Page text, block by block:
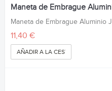
Maneta de Embrague
Maneta de Embrague Aluminio
11,40 €
AÑADIR A LA CESTA